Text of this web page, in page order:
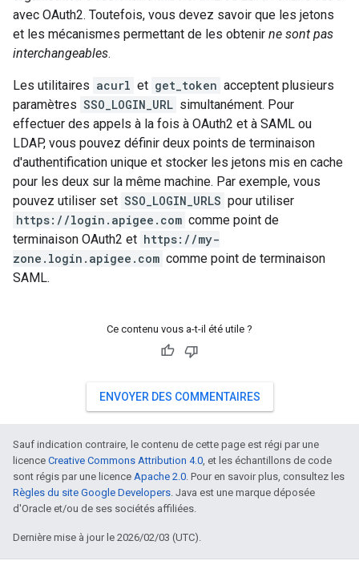
avec OAuth2. Toutefois, vous devez savoir que les jetons
et les mécanismes permettant de les obtenir ne sont pas
interchangeables.
Les utilitaires acurl et get_token acceptent plusieurs
paramètres SSO_LOGIN_URL simultanément. Pour
effectuer des appels à la fois à OAuth2 et à SAML ou
LDAP, vous pouvez définir deux points de terminaison
d'authentification unique et stocker les jetons mis en cache
pour les deux sur la même machine. Par exemple, vous
pouvez utiliser set SSO_LOGIN_URLS pour utiliser
https://login.apigee.com comme point de
terminaison OAuth2 et https://my-
zone.login.apigee.com comme point de terminaison
SAML.
Ce contenu vous a-t-il été utile ?
ENVOYER DES COMMENTAIRES
Sauf indication contraire, le contenu de cette page est régi par une
licence Creative Commons Attribution 4.0, et les échantillons de code
sont régis par une licence Apache 2.0. Pour en savoir plus, consultez les
Règles du site Google Developers. Java est une marque déposée
d'Oracle et/ou de ses sociétés affiliées.
Dernière mise à jour le 2026/02/03 (UTC).